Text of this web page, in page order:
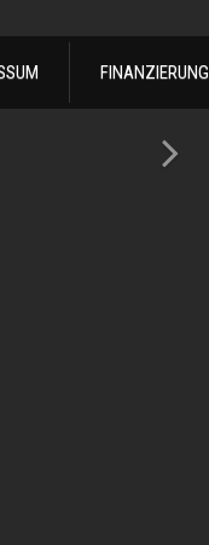
FINANZIERUNG